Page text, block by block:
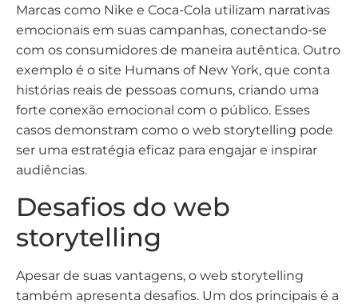
Marcas como Nike e Coca-Cola utilizam narrativas
emocionais em suas campanhas, conectando-se
com os consumidores de maneira autêntica. Outro
exemplo é o site Humans of New York, que conta
histórias reais de pessoas comuns, criando uma
forte conexão emocional com o público. Esses
casos demonstram como o web storytelling pode
ser uma estratégia eficaz para engajar e inspirar
audiências.
Desafios do web
storytelling
Apesar de suas vantagens, o web storytelling
também apresenta desafios. Um dos principais é a